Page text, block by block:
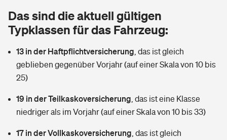
Tools
Wer versichert was: Jetzt Versicherer finden
Sie haben Fragen?
Glasversicherung
Mietkautionsversicherung
Restkreditversicherung
Kinderunfall­ver­si­che­rung
Kinderinvalidität
Hundehalter-Haftpflicht
Dread-Disease-Versicherung
Tierkrankenversicherung
Zur Übersicht
Tools
Das sind die aktuell gültigen
Typklassen für das Fahrzeug:
13 in der Haftpflichtversicherung das ist gleich
geblieben gegenüber Vorjahr (auf einer Skala von 10 bis
25)
19 in der Teilkaskoversicherung das ist eine Klasse
niedriger als im Vorjahr (auf einer Skala von 10 bis 33)
17 in der Vollkaskoversicherung das ist gleich